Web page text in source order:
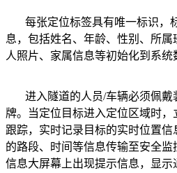
每张定位标签具有唯一标识，
息，包括姓名、年龄、性别、所
人照片、家属信息等初始化到系统
进入隧道的人员/车辆必须佩戴
牌。当定位目标进入定位区域时
跟踪，实时记录目标的实时位置
的路段、时间等信息传输至安全
信息大屏幕上出现提示信息，显示